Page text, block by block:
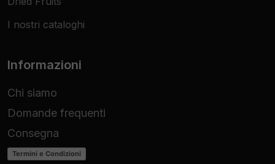
I nostri cataloghi
Informazioni
Chi siamo
Domande frequenti
Consegna
Termini e Condizioni